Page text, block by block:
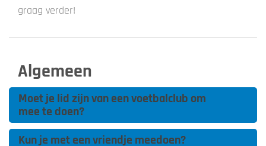
graag verder!
Algemeen
Moet je lid zijn van een voetbalclub om
mee te doen?
Kun je met een vriendje meedoen?